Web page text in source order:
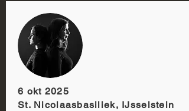
6 okt 2025
St. Nicolaasbasiliek, IJsselstein